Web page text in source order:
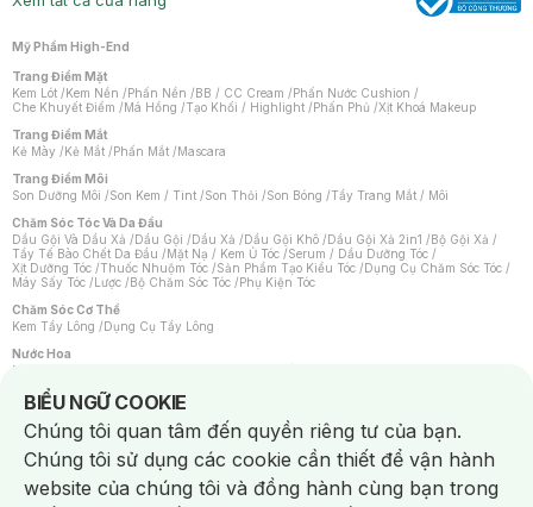
Mỹ Phẩm High-End
Trang Điểm Mặt
Kem Lót /Kem Nền /Phấn Nền /BB / CC Cream /Phấn Nước Cushion /
Che Khuyết Điểm /Má Hồng /Tạo Khối / Highlight /Phấn Phủ /Xịt Khoá Makeup
Trang Điểm Mắt
Kẻ Mày /Kẻ Mắt /Phấn Mắt /Mascara
Trang Điểm Môi
Son Dưỡng Môi /Son Kem / Tint /Son Thỏi /Son Bóng /Tẩy Trang Mắt / Môi
Chăm Sóc Tóc Và Da Đầu
Dầu Gội Và Dầu Xả /Dầu Gội /Dầu Xả /Dầu Gội Khô /Dầu Gội Xả 2in1 /Bộ Gội Xả /
Tẩy Tế Bào Chết Da Đầu /Mặt Nạ / Kem Ủ Tóc /Serum / Dầu Dưỡng Tóc /
Xịt Dưỡng Tóc /Thuốc Nhuộm Tóc /Sản Phẩm Tạo Kiểu Tóc /Dụng Cụ Chăm Sóc Tóc /
Máy Sấy Tóc /Lược /Bộ Chăm Sóc Tóc /Phụ Kiện Tóc
Chăm Sóc Cơ Thể
Kem Tẩy Lông /Dụng Cụ Tẩy Lông
Nước Hoa
Nước Hoa Nữ
Chăm Sóc Cá Nhân
Chống Muỗi /Khẩu Trang /Máy Massage/Mặt Nạ Xông Hơi /Nước Rửa Tay/
Sản Phẩm Chăm Sóc Khác /Bàn Chải Đánh Răng /Bàn Chải Điện/
Hỗ Trợ Trắng Răng/Kem Đánh Răng /Máy Tăm Nước/ Nước Súc Miệng/
Tăm / Chỉ Nha Khoa/ Xịt Thơm Miệng / Dung Dịch Vệ Sinh/Dưỡng Vùng Kín/
Khăn Ướt Vệ Sinh Vùng Kín/Băng Vệ Sinh/Tampon/Bọt Cạo Râu /Dao Cạo Râu/
Máy Cạo Râu
BIỂU NGỮ COOKIE
Notice about cookies usage
Chúng tôi quan tâm đến quyền riêng tư của bạn.
Chúng tôi sử dụng các cookie cần thiết để vận hành
website của chúng tôi và đồng hành cùng bạn trong